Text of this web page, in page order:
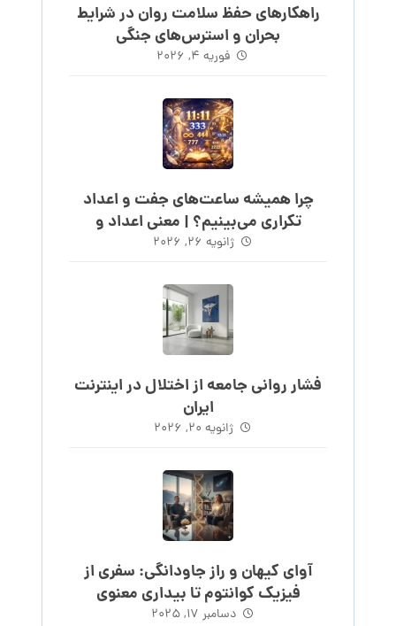
راهکارهای حفظ سلامت روان در شرایط
بحران و استرس‌های جنگی
فوریه ۴, ۲۰۲۶
چرا همیشه ساعت‌های جفت و اعداد
تکراری می‌بینیم؟ | معنی اعداد و
ساعت‌های روند
ژانویه ۲۶, ۲۰۲۶
فشار روانی جامعه از اختلال در اینترنت
ایران
ژانویه ۲۰, ۲۰۲۶
آوای کیهان و راز جاودانگی: سفری از
فیزیک کوانتوم تا بیداری معنوی
دسامبر ۱۷, ۲۰۲۵